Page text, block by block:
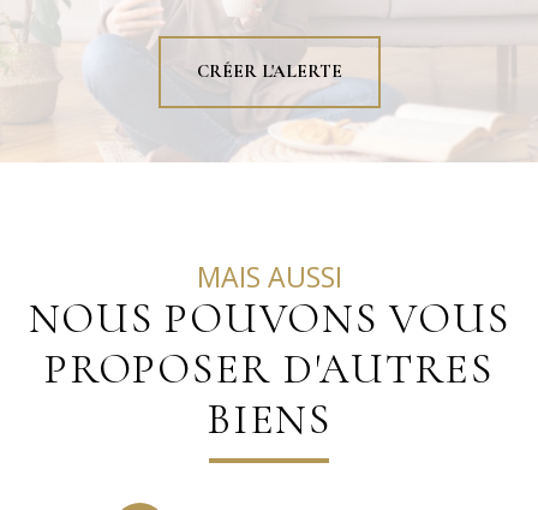
CRÉER L'ALERTE
MAIS AUSSI
NOUS POUVONS VOUS
PROPOSER D'AUTRES
BIENS